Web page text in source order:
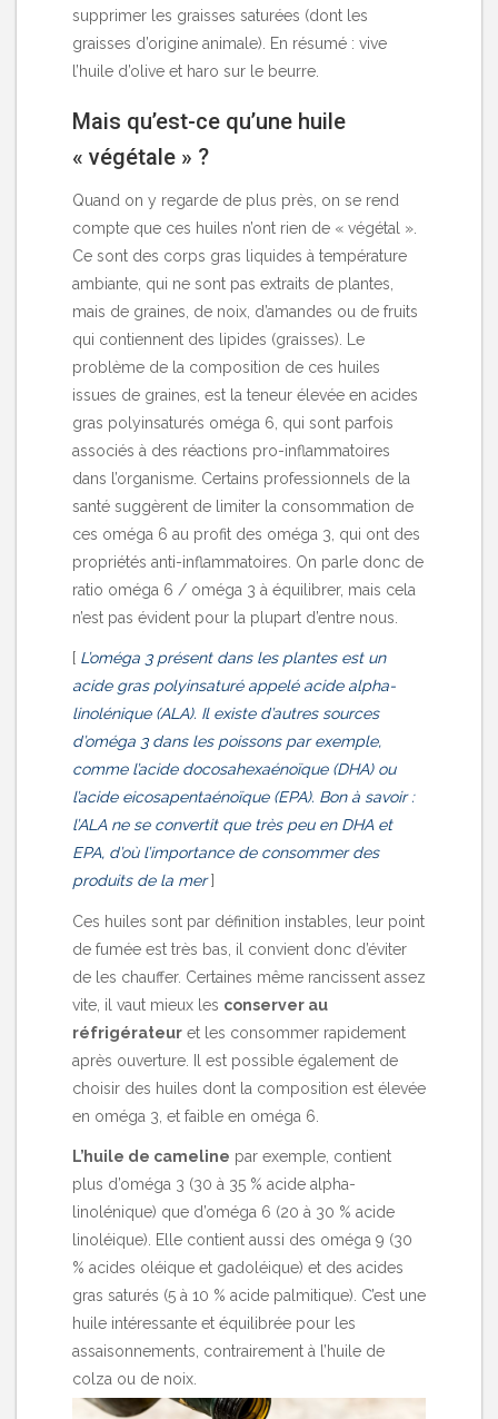
supprimer les graisses saturées (dont les
graisses d’origine animale). En résumé : vive
l’huile d’olive et haro sur le beurre.
Mais qu’est-ce qu’une huile
« végétale » ?
Quand on y regarde de plus près, on se rend
compte que ces huiles n’ont rien de « végétal ».
Ce sont des corps gras liquides à température
ambiante, qui ne sont pas extraits de plantes,
mais de graines, de noix, d’amandes ou de fruits
qui contiennent des lipides (graisses). Le
problème de la composition de ces huiles
issues de graines, est la teneur élevée en acides
gras polyinsaturés oméga 6, qui sont parfois
associés à des réactions pro-inflammatoires
dans l’organisme. Certains professionnels de la
santé suggèrent de limiter la consommation de
ces oméga 6 au profit des oméga 3, qui ont des
propriétés anti-inflammatoires. On parle donc de
ratio oméga 6 / oméga 3 à équilibrer, mais cela
n’est pas évident pour la plupart d’entre nous.
[ L’oméga 3 présent dans les plantes est un
acide gras polyinsaturé appelé acide alpha-
linolénique (ALA). Il existe d’autres sources
d’oméga 3 dans les poissons par exemple,
comme l’acide docosahexaénoïque (DHA) ou
l’acide eicosapentaénoïque (EPA). Bon à savoir :
l’ALA ne se convertit que très peu en DHA et
EPA, d’où l’importance de consommer des
produits de la mer]
Ces huiles sont par définition instables, leur point
de fumée est très bas, il convient donc d’éviter
de les chauffer. Certaines même rancissent assez
vite, il vaut mieux les conserver au
réfrigérateur et les consommer rapidement
après ouverture. Il est possible également de
choisir des huiles dont la composition est élevée
en oméga 3, et faible en oméga 6.
L’huile de cameline par exemple, contient
plus d’oméga 3 (30 à 35 % acide alpha-
linolénique) que d’oméga 6 (20 à 30 % acide
linoléique). Elle contient aussi des oméga 9 (30
% acides oléique et gadoléique) et des acides
gras saturés (5 à 10 % acide palmitique). C’est une
huile intéressante et équilibrée pour les
assaisonnements, contrairement à l’huile de
colza ou de noix.